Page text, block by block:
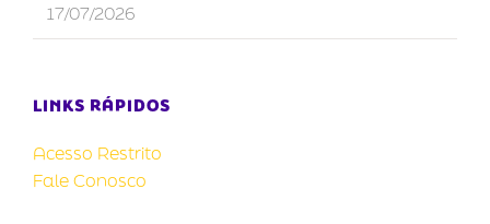
17/07/2026
LINKS RÁPIDOS
Acesso Restrito
Fale Conosco